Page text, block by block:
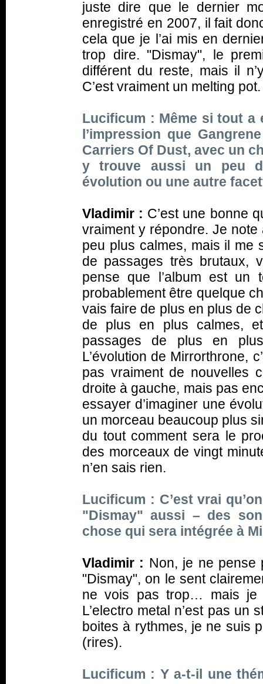
juste dire que le dernier
enregistré en 2007, il fait
cela que je l’ai mis en
trop dire. "Dismay", le
différent du reste, mais il
C’est vraiment un melting pot.
Lucificum : Même si tout a
l’impression que
Carriers Of Dust, avec un
y trouve aussi un peu
évolution ou une autre
Vladimir : C’est une bonne
vraiment y répondre. Je
peu plus calmes, mais il me
de passages très brutaux,
pense que l’album est
probablement être quelque
vais faire de plus en plus de
de plus en plus calmes,
passages de plus en
L’évolution de Mirrorthrone,
pas vraiment de nouvelles
droite à gauche, mais pas
essayer d’imaginer une
un morceau beaucoup plus
du tout comment sera le
des morceaux de vingt
n’en sais rien.
Lucificum : C’est vrai
"Dismay" aussi – des
chose qui sera intégrée à
Vladimir : Non, je ne pense
"Dismay", on le sent
ne vois pas trop… mais je
L’electro metal n’est pas un
boites à rythmes, je ne suis
(rires).
Lucificum : Y a-t-il une